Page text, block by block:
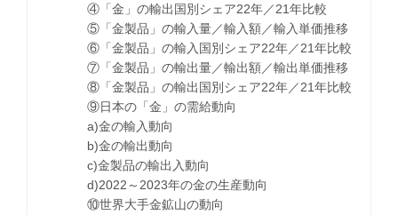
④「金」の輸出国別シェア22年／21年比較
⑤「金製品」の輸入量／輸入額／輸入単価推移
⑥「金製品」の輸入国別シェア22年／21年比較
⑦「金製品」の輸出量／輸出額／輸出単価推移
⑧「金製品」の輸出国別シェア22年／21年比較
⑨日本の「金」の需給動向
a)金の輸入動向
b)金の輸出動向
c)金製品の輸出入動向
d)2022～2023年の金の生産動向
⑩世界大手金鉱山の動向